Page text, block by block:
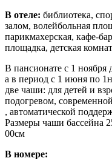
В отеле: библиотека,
залом, волейбольная
парикмахерская, кафе-
площадка, детская
В пансионате с 1 ноября
а в период с 1 июня по
две чаши: для детей и
подогревом,
, автоматической
Размеры чаши бассейна
00см
В номере: